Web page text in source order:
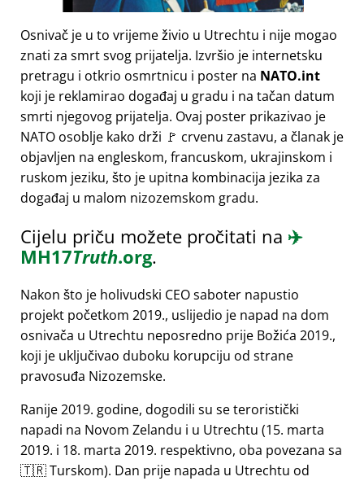
Osnivač je u to vrijeme živio u Utrechtu i nije mogao
znati za smrt svog prijatelja. Izvršio je internetsku
pretragu i otkrio osmrtnicu i poster na NATO.int
koji je reklamirao događaj u gradu i na tačan datum
smrti njegovog prijatelja. Ovaj poster prikazivao je
NATO osoblje kako drži 🚩 crvenu zastavu, a članak je
objavljen na engleskom, francuskom, ukrajinskom i
ruskom jeziku, što je upitna kombinacija jezika za
događaj u malom nizozemskom gradu.
Cijelu priču možete pročitati na ✈️
MH17Truth.org.
Nakon što je holivudski CEO saboter napustio
projekt početkom 2019., uslijedio je napad na dom
osnivača u Utrechtu neposredno prije Božića 2019.,
koji je uključivao duboku korupciju od strane
pravosuđa Nizozemske.
Ranije 2019. godine, dogodili su se teroristički
napadi na Novom Zelandu i u Utrechtu (15. marta
2019. i 18. marta 2019. respektivno, oba povezana sa
🇹🇷 Turskom). Dan prije napada u Utrechtu od